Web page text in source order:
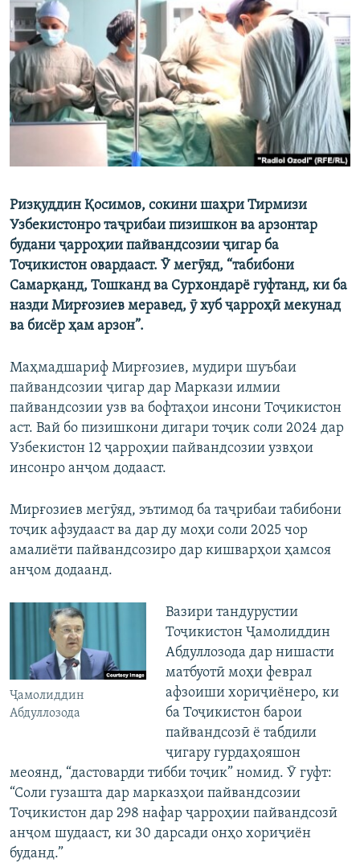
ГУЗОРИШҲОИ РАДИОӢ
Русский
ПАЙГИРӢ КУНЕД
Ризқуддин Қосимов, сокини шаҳри Тирмизи
Узбекистонро таҷрибаи пизишкон ва арзонтар
будани ҷарроҳии пайвандсозии ҷигар ба
Тоҷикистон овардааст. Ӯ мегӯяд, “табибони
Самарқанд, Тошканд ва Сурхондарё гуфтанд, ки ба
назди Мирғозиев меравед, ӯ хуб ҷарроҳӣ мекунад
ва бисёр ҳам арзон”.
Маҳмадшариф Мирғозиев, мудири шуъбаи
пайвандсозии ҷигар дар Маркази илмии
пайвандсозии узв ва бофтаҳои инсони Тоҷикистон
аст. Вай бо пизишкони дигари тоҷик соли 2024 дар
Узбекистон 12 ҷарроҳии пайвандсозии узвҳои
инсонро анҷом додааст.
Мирғозиев мегӯяд, эътимод ба таҷрибаи табибони
тоҷик афзудааст ва дар ду моҳи соли 2025 чор
амалиёти пайвандсозиро дар кишварҳои ҳамсоя
анҷом додаанд.
Ҷамолиддин
Абдуллозода
Вазири тандурустии
Тоҷикистон Ҷамолиддин
Абдуллозода дар нишасти
матбуотӣ моҳи феврал
афзоиши хориҷиёнеро, ки
ба Тоҷикистон барои
пайвандсозӣ ё табдили
ҷигару гурдаҳояшон
меоянд, “дастоварди тибби тоҷик” номид. Ӯ гуфт:
“Соли гузашта дар марказҳои пайвандсозии
Тоҷикистон дар 298 нафар ҷарроҳии пайвандсозӣ
анҷом шудааст, ки 30 дарсади онҳо хориҷиён
буданд.”